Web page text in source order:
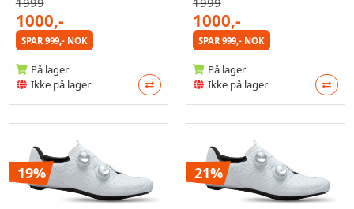
1000,-
SPAR 999,- NOK
På lager
Ikke på lager
1000,-
SPAR 999,- NOK
På lager
Ikke på lager
19% 21%